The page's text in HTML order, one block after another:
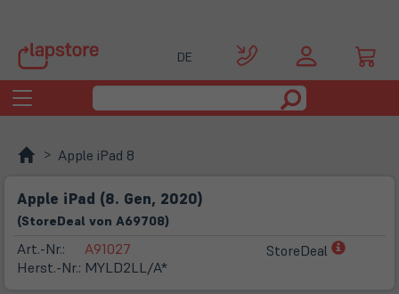
DE
Toggle
navigation
Apple iPad 8
Apple iPad (8. Gen, 2020)
(StoreDeal von A69708)
Art.-Nr.:
Herst.-Nr.:
A91027
MYLD2LL/A*
StoreDeal
(öffnet